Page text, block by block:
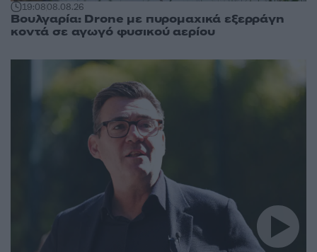
19:0808.08.26
Βουλγαρία: Drone με πυρομαχικά εξερράγη
κοντά σε αγωγό φυσικού αερίου